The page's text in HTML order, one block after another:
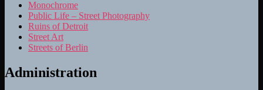
Monochrome
Public Life – Street Photography
Ruins of Detroit
Street Art
Streets of Berlin
Administration